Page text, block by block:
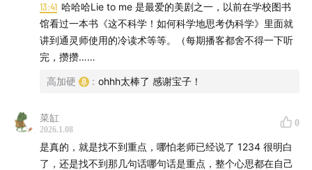
再厉害的大师也需要你反馈？没互动根本算不准！
吉星高赵的理性人设竟是套路？
风水化解竟是亡羊补牢？你真的懂风水中更重要的
34:10 从较真对错到理解不同！我们 5 年玄学科普的最大
成长！
13:41 哈哈哈Lie to me 是最爱的美剧之一，以前在学校图书
馆看过一本书《这不科学！如何科学地思考伪科学》里面就
讲到通灵师使用的冷读术等等。（每期播客都舍不得一下听
完，攒攒……
高加硬 : ohhh太棒了 感谢宝子！
菜缸
2026.1.08
0
是真的，就是找不到重点，哪怕老师已经说了 1234 很明白
了，还是找不到那几句话哪句话是重点，整个心思都在自己